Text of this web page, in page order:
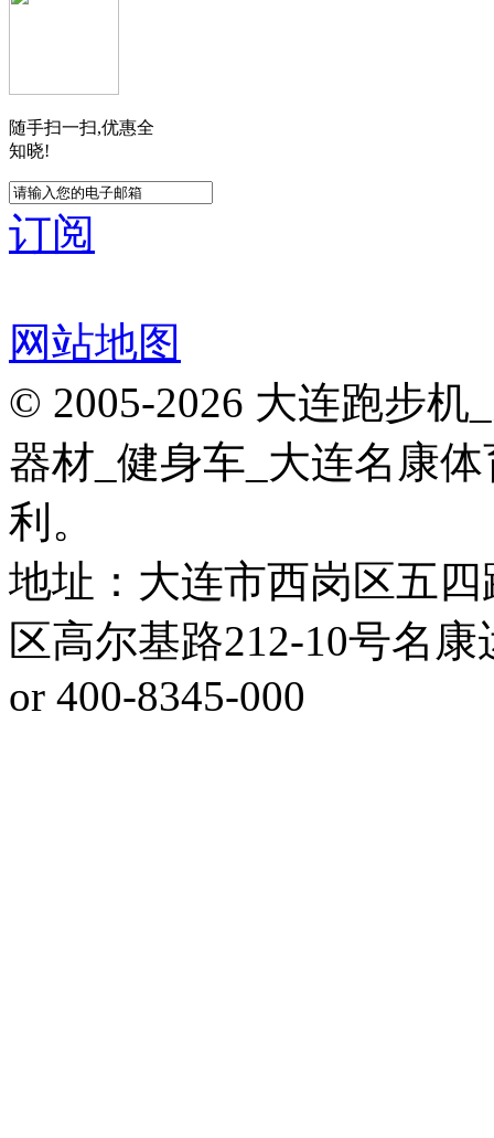
随手扫一扫,优惠全
知晓!
订阅
网站地图
© 2005-2026 大连跑步机
器材_健身车_大连名康
利。
地址：大连市西岗区五
区高尔基路212-10号名康
or 400-8345-000